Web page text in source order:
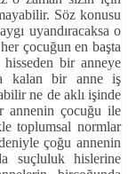
Söz konusu
uyandıracaksa o
çocuğun en başta
bir anneye
kalan bir anne iş
ne de aklı işinde
annenin çocuğu ile
toplumsal normlar
çoğu annenin
suçluluk hislerine